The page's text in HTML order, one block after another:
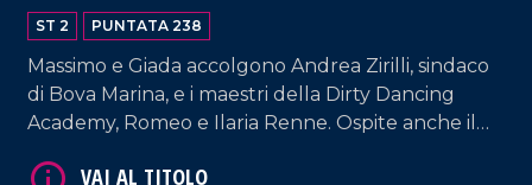
ST 2 PUNTATA 238
Massimo e Giada accolgono Andrea Zirilli, sindaco
di Bova Marina, e i maestri della Dirty Dancing
Academy, Romeo e Ilaria Renne. Ospite anche il
VAI AL TITOLO